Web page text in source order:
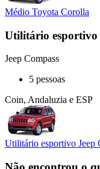
Médio Toyota Corolla
Utilitário esportivo
Jeep Compass
5 pessoas
Coin, Andaluzia e ESP
Utilitário esportivo Jeep